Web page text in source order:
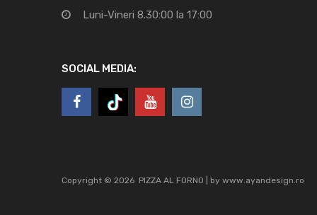
Luni-Vineri 8.30:00 la 17:00
SOCIAL MEDIA:
Copyright © 2026 PIZZA AL FORNO | by www.ayandesign.ro